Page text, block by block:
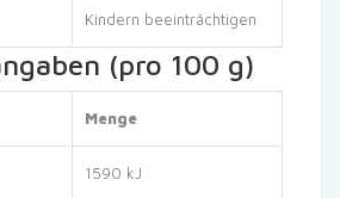
Kindern beeinträchtigen
(pro 100 g)
Menge
1590 kJ